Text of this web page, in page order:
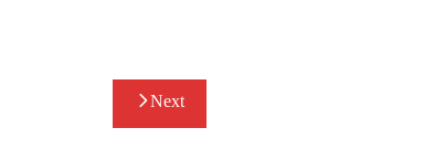
Next